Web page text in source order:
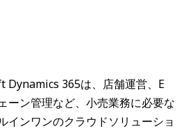
Dynamics 365は、店舗運営、E
ーン管理など、小売業務に必要な
インワンのクラウドソリューショ